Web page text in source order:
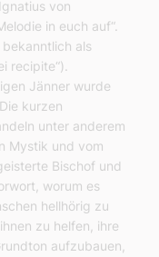
von
in euch auf“.
als
recipite“).
Jänner wurde
kurzen
unter anderem
Mystik und vom
Bischof und
worum es
hellhörig zu
zu helfen, ihre
aufzubauen,